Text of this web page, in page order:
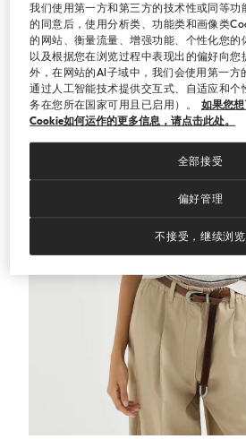
地中海风情
我们使用第一方和第三方的技术性或同等
的同意后，使用分析类、功能类和画像类
的网站、衡量流量、增强功能、个性化您的
以及根据您在浏览过程中表现出的偏好向您
外，在网站的AI子域中，我们会使用第一方
通过人工智能技术提供交互式、自适应和个
务在您所在国家可用且已启用）。
如果您
Cookie如何运作的更多信息，请点击此处。
偏好管理
不接受，继续浏览
全部接受